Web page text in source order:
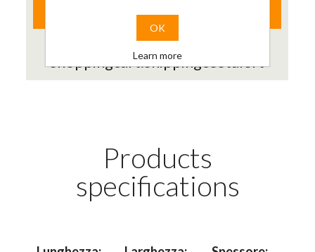
Further informations
shoppingcart.shippingcostalert
Products
specifications
OK
Learn more